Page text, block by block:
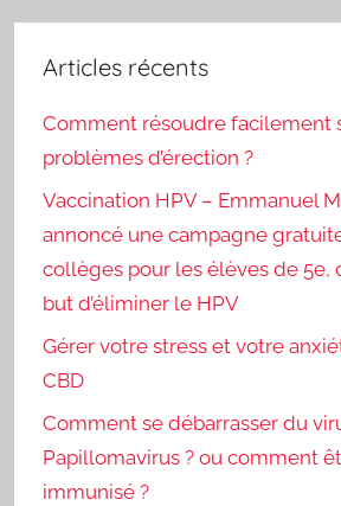
Articles récents
Comment résoudre facilement
problèmes d’érection ?
Vaccination HPV – Emmanuel
annoncé une campagne
collèges pour les élèves de 5e,
but d’éliminer le HPV
Gérer votre stress et votre
CBD
Comment se débarrasser du
Papillomavirus ? ou comment
immunisé ?